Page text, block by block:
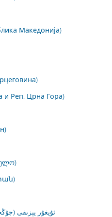
Македонија)
и Реп. Црна Гора)
ئۇيغۇر يېزىقى